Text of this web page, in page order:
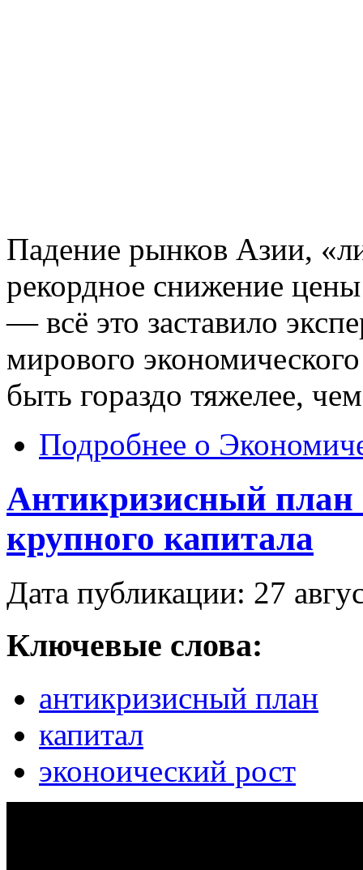
Падение рынков Азии,
рекордное снижение
— всё это заставило
мирового
быть гораздо тяжелее,
Подробнее о
Антикризисный план
крупного капитала
Дата публикации: 27
Ключевые слова:
антикризисный план
капитал
эконоический рост